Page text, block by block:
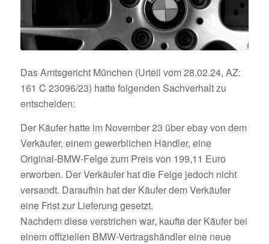
Das Amtsgericht München (Urteil vom 28.02.24, AZ:
161 C 23096/23) hatte folgenden Sachverhalt zu
entscheiden:
Der Käufer hatte im November 23 über ebay von dem
Verkäufer, einem gewerblichen Händler, eine
Original-BMW-Felge zum Preis von 199,11 Euro
erworben. Der Verkäufer hat die Felge jedoch nicht
versandt. Daraufhin hat der Käufer dem Verkäufer
eine Frist zur Lieferung gesetzt.
Nachdem diese verstrichen war, kaufte der Käufer bei
einem offiziellen BMW-Vertragshändler eine neue